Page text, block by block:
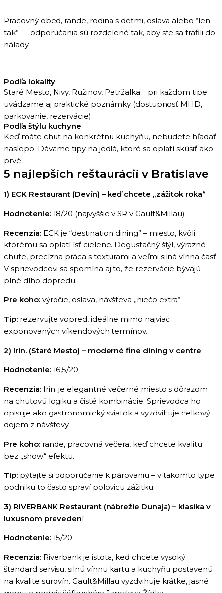
Pracovný obed, rande, rodina s deťmi, oslava alebo “len
tak” — odporúčania sú rozdelené tak, aby ste sa trafili do
nálady.
Podľa lokality
Staré Mesto, Nivy, Ružinov, Petržalka… pri každom tipe
uvádzame aj praktické poznámky (dostupnosť MHD,
parkovanie, rezervácie).
Podľa štýlu kuchyne
Keď máte chuť na konkrétnu kuchyňu, nebudete hľadať
naslepo. Dávame tipy na jedlá, ktoré sa oplatí skúsiť ako
prvé.
5 najlepších reštaurácií v Bratislave
1) ECK Restaurant (Devín) – keď chcete „zážitok roka“
Hodnotenie: 18/20 (najvyššie v SR v Gault&Millau)
Recenzia: ECK je “destination dining” – miesto, kvôli
ktorému sa oplatí ísť cielene. Degustačný štýl, výrazné
chute, precízna práca s textúrami a veľmi silná vínna časť.
V sprievodcovi sa spomína aj to, že rezervácie bývajú
plné dlho dopredu.
Pre koho: výročie, oslava, návšteva „niečo extra“.
Tip: rezervujte vopred, ideálne mimo najviac
exponovaných víkendových termínov.
2) Irin. (Staré Mesto) – moderné fine dining v centre
Hodnotenie: 16,5/20
Recenzia: Irin. je elegantné večerné miesto s dôrazom
na chuťovú logiku a čisté kombinácie. Sprievodca ho
opisuje ako gastronomický sviatok a vyzdvihuje celkový
dojem z návštevy.
Pre koho: rande, pracovná večera, keď chcete kvalitu
bez „show“ efektu.
Tip: pýtajte si odporúčanie k párovaniu – v takomto type
podniku to často spraví polovicu zážitku.
3) RIVERBANK Restaurant (nábrežie Dunaja) – klasika v
luxusnom prevedení
Hodnotenie: 15/20
Recenzia: Riverbank je istota, keď chcete vysoký
štandard servisu, silnú vínnu kartu a kuchyňu postavenú
na kvalite surovín. Gault&Millau vyzdvihuje krátke, jasné